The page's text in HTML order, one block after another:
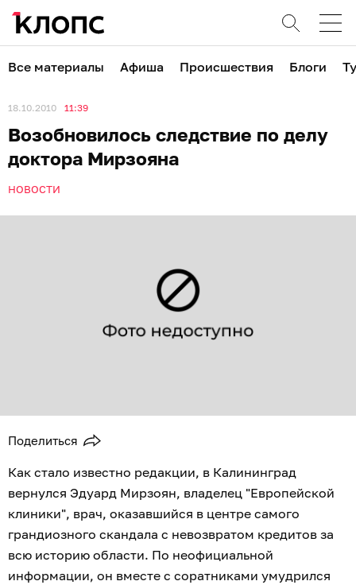
Все материалы Афиша Происшествия Блоги
18.10.2010 11:39
Возобновилось следствие по делу
доктора Мирзояна
НОВОСТИ
Поделиться
Как стало известно редакции, в Калининград
вернулся Эдуард Мирзоян, владелец "Европейской
клиники", врач, оказавшийся в центре самого
грандиозного скандала с невозвратом кредитов за
всю историю области. По неофициальной
информации, он вместе с соратниками умудрился